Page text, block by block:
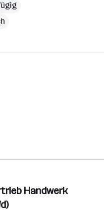
Handwerk